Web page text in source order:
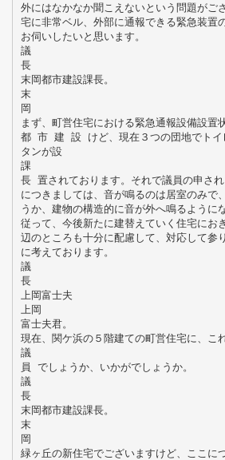
外にはなかなか聞こえないという問題がご
宅に非常ベル、外部に通報できる緊急装置
お伺いしたいと思います。
議
長
末岡都市建設課長。
末
岡
まず、町営住宅における緊急通報設備設置
都 市 建 設 けど、現在３つの団地でトイ
タンが設
課
長 置されております。それで議員の申さ
につきましては、音が鳴るのは居室のみで
うか、建物の構造的に音が外へ鳴るように
従って、今後新たに建替えていく住宅にお
辺のところも十分に配慮して、対応して参
に考えております。
議
長
上岡富士夫
上岡
富士夫君。
現在、関ケ浜の５階建ての町営住宅に、こ
議
員 でしょうか、いかがでしょうか。
議
長
末岡都市建設課長。
末
岡
緑ヶ丘の新住宅でございますけど、ここに